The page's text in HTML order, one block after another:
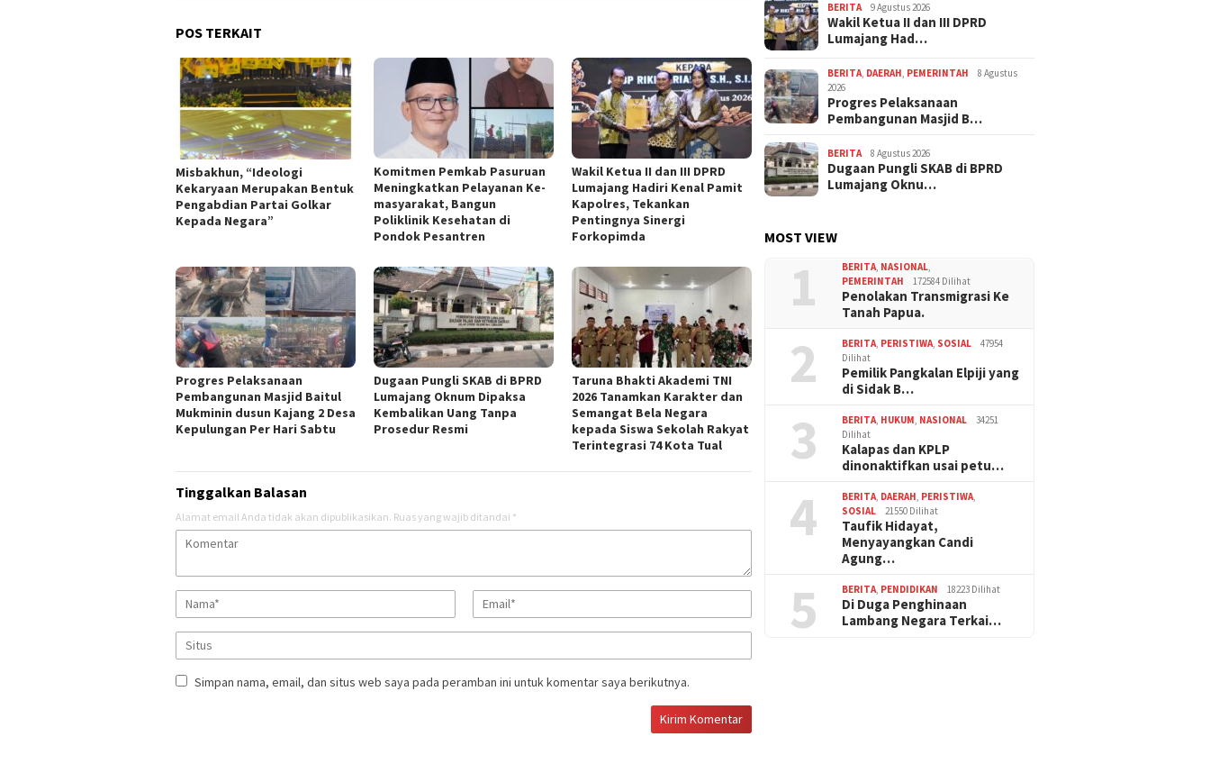
POS TERKAIT
Misbakhun, “Ideologi
Kekaryaan Merupakan Bentuk
Pengabdian Partai Golkar
Kepada Negara”
Komitmen Pemkab Pasuruan
Meningkatkan Pelayanan Ke-
masyarakat, Bangun
Poliklinik Kesehatan di
Pondok Pesantren
Wakil Ketua II dan III DPRD
Lumajang Hadiri Kenal Pamit
Kapolres, Tekankan
Pentingnya Sinergi
Forkopimda
Progres Pelaksanaan
Pembangunan Masjid Baitul
Mukminin dusun Kajang 2 Desa
Kepulungan Per Hari Sabtu
Dugaan Pungli SKAB di BPRD
Lumajang Oknum Dipaksa
Kembalikan Uang Tanpa
Prosedur Resmi
Taruna Bhakti Akademi TNI
2026 Tanamkan Karakter dan
Semangat Bela Negara
kepada Siswa Sekolah Rakyat
Terintegrasi 74 Kota Tual
Tinggalkan Balasan
Alamat email Anda tidak akan dipublikasikan. Ruas yang wajib ditandai *
Simpan nama, email, dan situs web saya pada peramban ini untuk komentar saya berikutnya.
BERITA 9 Agustus 2026
Wakil Ketua II dan III DPRD
Lumajang Had…
BERITA, DAERAH, PEMERINTAH
8 Agustus
2026
Progres Pelaksanaan
Pembangunan Masjid B…
BERITA 8 Agustus 2026
Dugaan Pungli SKAB di BPRD
Lumajang Oknu…
MOST VIEW
1 BERITA, NASIONAL,
PEMERINTAH
172584 Dilihat
Penolakan Transmigrasi Ke
Tanah Papua.
2 BERITA, PERISTIWA, SOSIAL
47954
Dilihat
Pemilik Pangkalan Elpiji yang
di Sidak B…
3 BERITA, HUKUM, NASIONAL
34251
Dilihat
Kalapas dan KPLP
dinonaktifkan usai petu…
4 BERITA, DAERAH, PERISTIWA,
SOSIAL
21550 Dilihat
Taufik Hidayat,
Menyayangkan Candi
Agung…
5 BERITA, PENDIDIKAN 18223 Dilihat
Di Duga Penghinaan
Lambang Negara Terkai…